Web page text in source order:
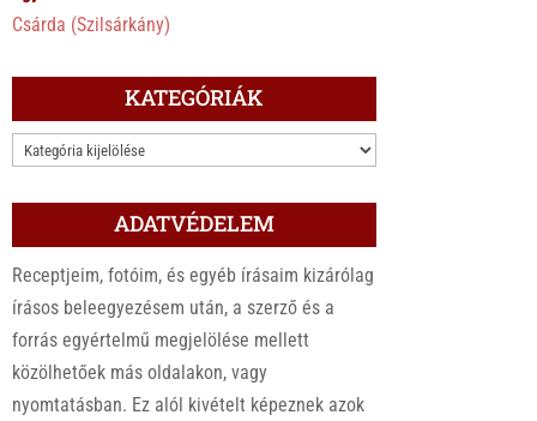
Csárda (Szilsárkány)
KATEGÓRIÁK
KATEGÓRIÁK
ADATVÉDELEM
Receptjeim, fotóim, és egyéb írásaim kizárólag
írásos beleegyezésem után, a szerző és a
forrás egyértelmű megjelölése mellett
közölhetőek más oldalakon, vagy
nyomtatásban. Ez alól kivételt képeznek azok